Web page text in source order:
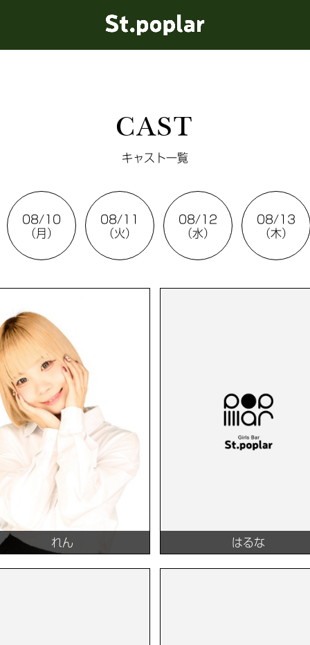
CAST
キャスト一覧
08/10
（月）
08/11
（火）
08/12
（水）
08/13
（木）
れん はるな